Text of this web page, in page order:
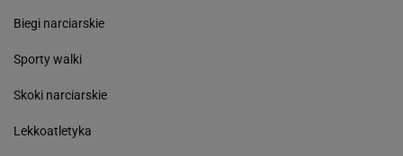
Biegi narciarskie
Sporty walki
Skoki narciarskie
Lekkoatletyka